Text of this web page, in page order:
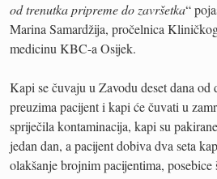
od trenutka pripreme do završetka“
Marina Samardžija, pročelnica
medicinu KBC-a Osijek.
Kapi se čuvaju u Zavodu deset dana
preuzima pacijent i kapi će čuvati u
spriječila kontaminacija, kapi su
jedan dan, a pacijent dobiva dva seta
olakšanje brojnim pacijentima,